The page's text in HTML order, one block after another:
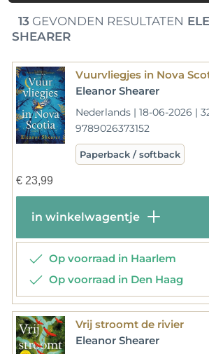
13GEVONDEN RESULTATEN
SHEARER
Vuurvliegjes in Nova
Eleanor Shearer
Nederlands | 18-06-2026 |
9789026373152
Paperback / softback
€23,99
in winkelwagentje
Op voorraad in Haarlem
Op voorraad in Den Haag
Vrij stroomt de rivier
Eleanor Shearer